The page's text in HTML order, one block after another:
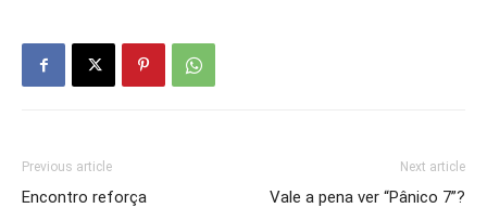
Previous article
Encontro reforça
Next article
Vale a pena ver “Pânico 7”?